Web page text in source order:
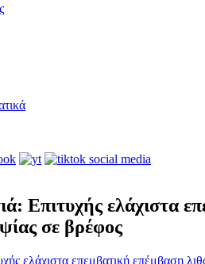
Επιτυχής ελάχιστα
σε βρέφος